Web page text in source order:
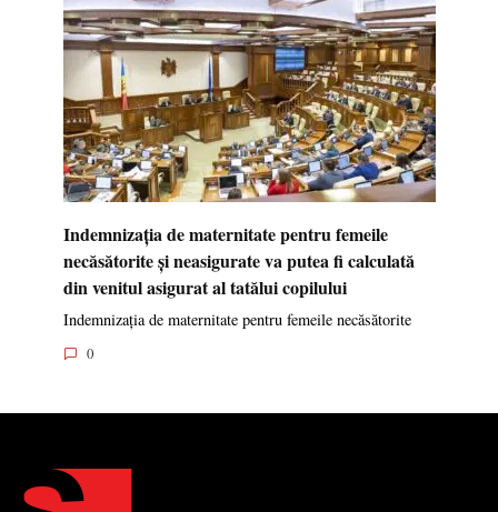
Indemnizația de maternitate pentru femeile
necăsătorite și neasigurate va putea fi calculată
din venitul asigurat al tatălui copilului
Indemnizația de maternitate pentru femeile necăsătorite
0